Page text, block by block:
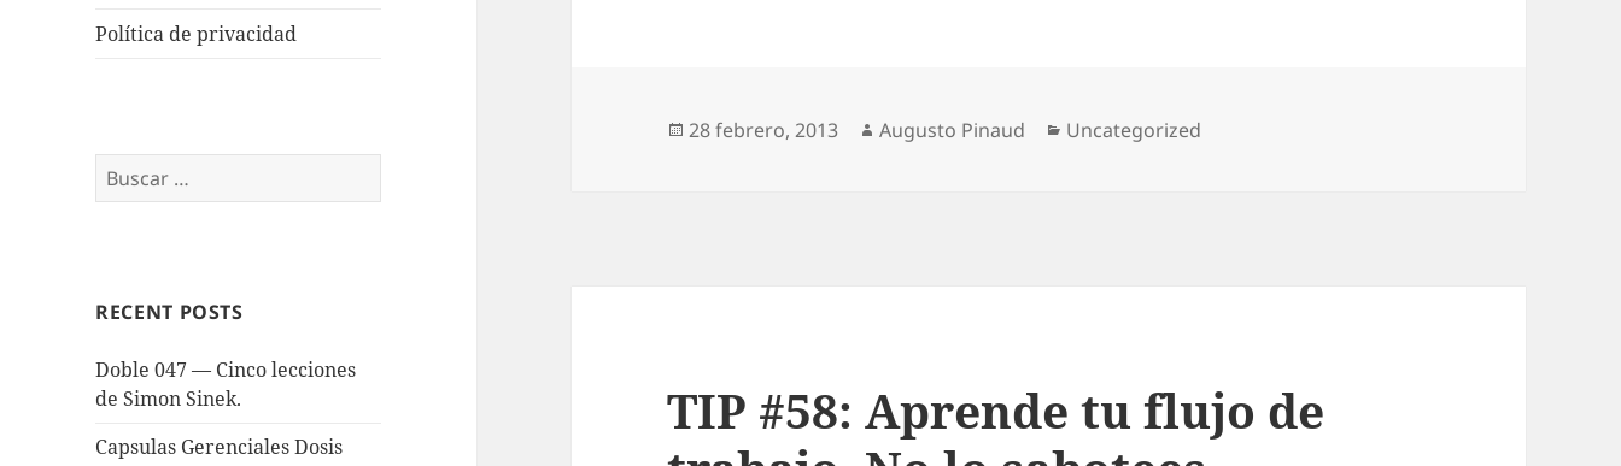
Política de privacidad
Buscar:
RECENT POSTS
Doble 047 — Cinco lecciones
de Simon Sinek.
Capsulas Gerenciales Dosis
Publicado
28 febrero, 2013 Autor
Augusto Pinaud Categorías
Uncategorized
TIP #58: Aprende tu flujo de